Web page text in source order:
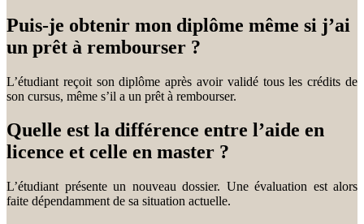
Puis-je obtenir mon diplôme même si j’ai
un prêt à rembourser ?
L’étudiant reçoit son diplôme après avoir validé tous les crédits de
son cursus, même s’il a un prêt à rembourser.
Quelle est la différence entre l’aide en
licence et celle en master ?
L’étudiant présente un nouveau dossier. Une évaluation est alors
faite dépendamment de sa situation actuelle.